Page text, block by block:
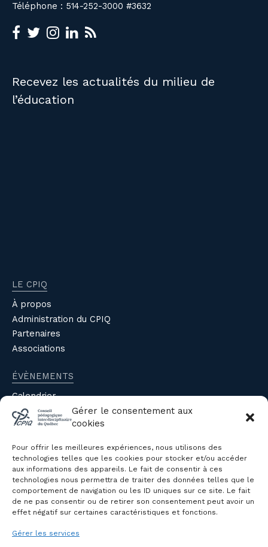
Gérer le consentement aux
cookies
Pour offrir les meilleures expériences, nous utilisons des
technologies telles que les cookies pour stocker et/ou accéder
aux informations des appareils. Le fait de consentir à ces
technologies nous permettra de traiter des données telles que le
comportement de navigation ou les ID uniques sur ce site. Le fait
de ne pas consentir ou de retirer son consentement peut avoir un
effet négatif sur certaines caractéristiques et fonctions.
Gérer les services
Téléphone : 514-252-3000 #3632
Recevez les actualités du milieu de
l’éducation
LE CPIQ
À propos
Administration du CPIQ
Partenaires
Associations
ÉVÈNEMENTS
Calendrier
Évènements du CPIQ
Revue
Avis et mémoires
Autres publications
NOUS JOINDRE
Politique de confidentialité des